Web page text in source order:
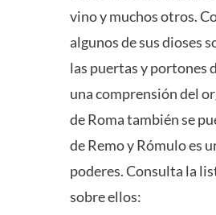
vino y muchos otros.
algunos de sus dioses
las puertas y portones
una comprensión del
de Roma también se
de Remo y Rómulo es
poderes. Consulta la
sobre ellos: